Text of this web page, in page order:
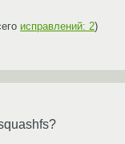
исправлений: 2)